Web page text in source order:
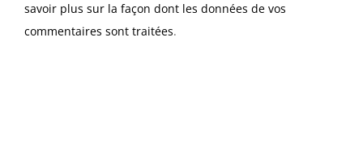
savoir plus sur la façon dont les données de vos
commentaires sont traitées.